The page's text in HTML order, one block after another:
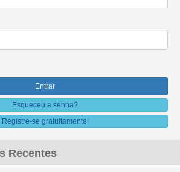
Esqueceu a senha?
Registre-se gratuitamente!
Recentes